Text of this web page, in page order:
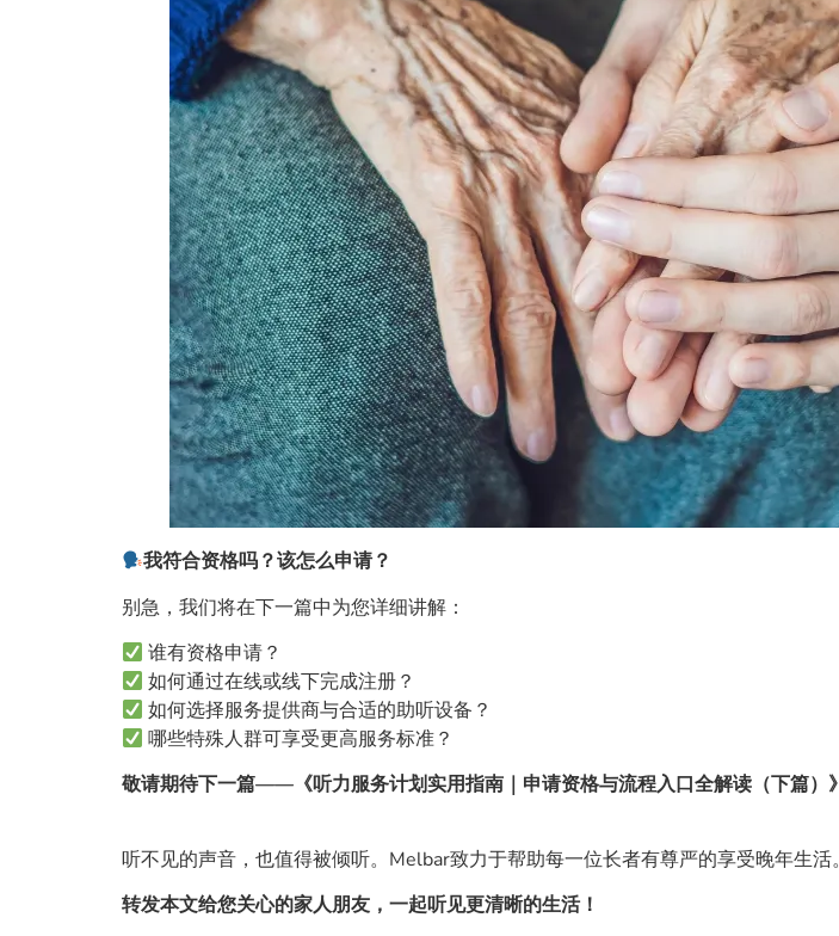
我符合资格吗？该怎么申请？
别急，我们将在下一篇中为您详细讲解：
谁有资格申请？
如何通过在线或线下完成注册？
如何选择服务提供商与合适的助听设备？
哪些特殊人群可享受更高服务标准？
敬请期待下一篇——《听力服务计划实用指南｜申请资格与流程入口全解读（下篇）》
听不见的声音，也值得被倾听。Melbar致力于帮助每一位长者有尊严的享受晚年生活。
转发本文给您关心的家人朋友，一起听见更清晰的生活！